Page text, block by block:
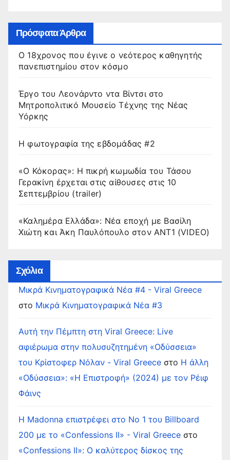
Πρόσφατα Άρθρα
Ο 18χρονος που έγινε ο νεότερος καθηγητής
πανεπιστημίου στον κόσμο
Έργο του Λεονάρντο ντα Βίντσι στο
Μητροπολιτικό Μουσείο Τέχνης της Νέας
Υόρκης
Η φωτογραφία της εβδομάδας #2
«Ο Κόκορας»: Η πικρή κωμωδία του Τάσου
Γερακίνη έρχεται στις αίθουσες στις 10
Σεπτεμβρίου (trailer)
«Καλημέρα Ελλάδα»: Νέα εποχή με Βασίλη
Χιώτη και Άκη Παυλόπουλο στον ΑΝΤ1 (VIDEO)
Σχόλια
Μικρά Κινηματογραφικά Νέα #4 - Viral Greece
στο Μικρά Κινηματογραφικά Νέα #3
Αυτή την Πέμπτη στη Viral Greece: Live
αφιέρωμα στην πολυσυζητημένη «Οδύσσεια»
του Κρίστοφερ Νόλαν - Viral Greece στο Η άλλη
«Οδύσσεια»: «Η Επιστροφή» (2024) με τον Ρέιφ
Φάινς
Η Madonna επιστρέφει στο Νο 1 του Billboard
200 με το «Confessions II» - Viral Greece στο
«Confessions II»: Ο καλύτερος δίσκος της